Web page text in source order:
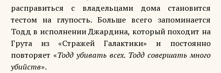
расправиться с владельцами дома становится
тестом на глупость. Больше всего запоминается
Тодд в исполнении Джардина, который походит на
Грута из «Стражей Галактики» и постоянно
повторяет «Тодд убивать всех. Тодд совершать много
убийств».